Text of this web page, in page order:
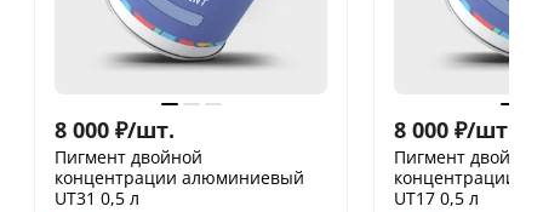
8 000 ₽/шт.
Пигмент двойной
концентрации алюминиевый
UT31 0,5 л
8 000 ₽/шт.
Пигмент двойной
концентрации
UT17 0,5 л